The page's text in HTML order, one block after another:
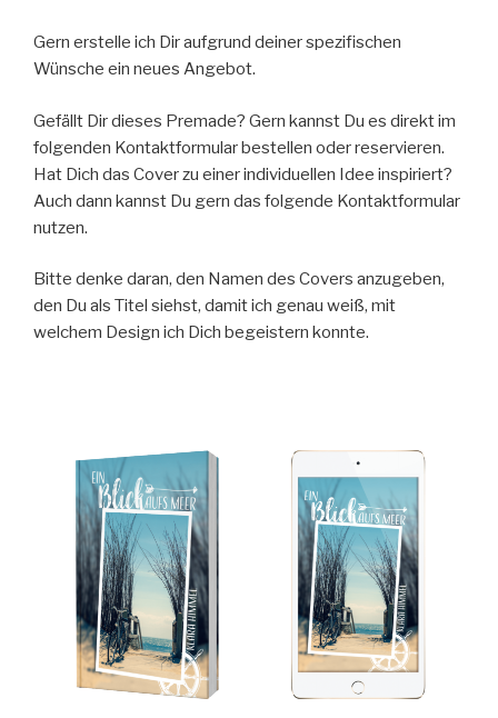
Gern erstelle ich Dir aufgrund deiner spezifischen
Wünsche ein neues Angebot.
Gefällt Dir dieses Premade? Gern kannst Du es direkt im
folgenden Kontaktformular bestellen oder reservieren.
Hat Dich das Cover zu einer individuellen Idee inspiriert?
Auch dann kannst Du gern das folgende Kontaktformular
nutzen.
Bitte denke daran, den Namen des Covers anzugeben,
den Du als Titel siehst, damit ich genau weiß, mit
welchem Design ich Dich begeistern konnte.